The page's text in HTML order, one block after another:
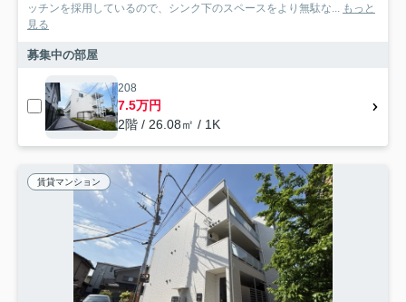
ッチンを採用しているので、シンク下のスペースをより無駄な...
もっと
見る
募集中の部屋
208
7.5万円
2階 / 26.08㎡ / 1K
賃貸マンション